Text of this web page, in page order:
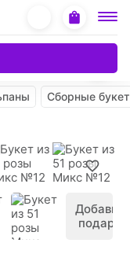
Сборные
Добавить
подарок